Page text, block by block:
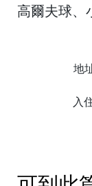
高爾夫球、
地
入